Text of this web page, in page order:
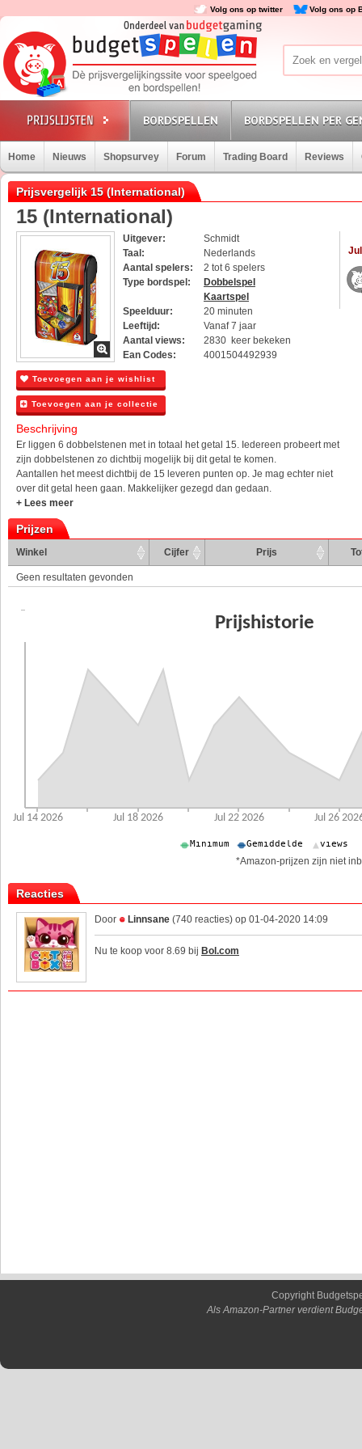
Volg ons op twitter Volg ons op
BORDSPELLEN BORDSPELLEN PER
Home Nieuws Shopsurvey Forum Trading Board Reviews
Prijsvergelijk 15 (International)
15 (International)
Uitgever:
Schmidt
Taal:
Nederlands
Aantal spelers:
2 tot 6 spelers
Type bordspel:
Dobbelspel
Kaartspel
Speelduur:
20 minuten
Leeftijd:
Vanaf 7 jaar
Aantal views:
2830 keer bekeken
Ean Codes:
4001504492939
Toevoegen aan je wishlist
Toevoegen aan je collectie
Beschrijving
Er liggen 6 dobbelstenen met in totaal het getal 15. Iedereen probeert met
zijn dobbelstenen zo dichtbij mogelijk bij dit getal te komen.
Aantallen het meest dichtbij de 15 leveren punten op. Je mag echter niet
over dit getal heen gaan. Makkelijker gezegd dan gedaan.
+ Lees meer
Prijzen
Winkel Cijfer Prijs
Geen resultaten gevonden
*Amazon-prijzen zijn niet
Reacties
Door Linnsane (740 reacties) op 01-04-2020 14:09
Nu te koop voor 8.69 bij Bol.com
Copyright
Als Amazon-Partner verdient